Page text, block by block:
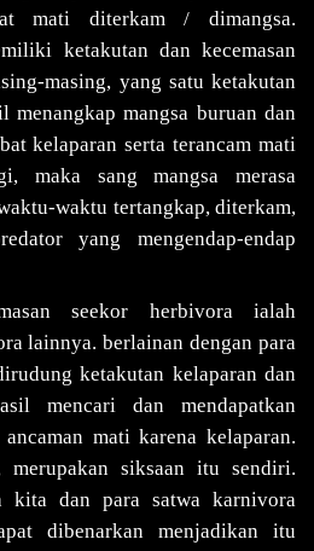
mati diterkam / dimangsa.
ketakutan dan kecemasan
masing, yang satu ketakutan
menangkap mangsa buruan dan
kelaparan serta terancam mati
maka sang mangsa merasa
waktu tertangkap, diterkam,
yang mengendap-endap
seekor herbivora ialah
lainnya. berlainan dengan para
ketakutan kelaparan dan
mencari dan mendapatkan
mati karena kelaparan.
merupakan siksaan itu sendiri.
kita dan para satwa karnivora
dibenarkan menjadikan itu